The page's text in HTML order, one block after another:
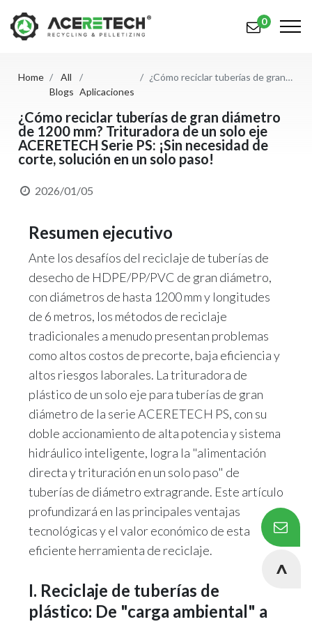
Productos
Aplicaciones
Soluciones
Contáctenos
русский язык Español
0
Home
All
Blogs Aplicaciones
¿Cómo reciclar tuberías de gran diámetro de 1200 mm? Trituradora de un solo eje ACERETECH Serie PS: ¡Sin necesidad de corte, solución en un solo paso!
¿Cómo reciclar tuberías de gran diámetro
de 1200 mm? Trituradora de un solo eje
ACERETECH Serie PS: ¡Sin necesidad de
corte, solución en un solo paso!
2026/01/05
Resumen ejecutivo
Ante los desafíos del reciclaje de tuberías de
desecho de HDPE/PP/PVC de gran diámetro,
con diámetros de hasta 1200 mm y longitudes
de 6 metros, los métodos de reciclaje
tradicionales a menudo presentan problemas
como altos costos de precorte, baja eficiencia y
altos riesgos laborales. La trituradora de
plástico de un solo eje para tuberías de gran
diámetro de la serie ACERETECH PS, con su
doble accionamiento de alta potencia y sistema
hidráulico inteligente, logra la "alimentación
directa y trituración en un solo paso" de
tuberías de diámetro extragrande. Este artículo
profundizará en las principales ventajas
tecnológicas y el valor económico de esta
eficiente herramienta de reciclaje.
I. Reciclaje de tuberías de
plástico: De "carga ambiental" a